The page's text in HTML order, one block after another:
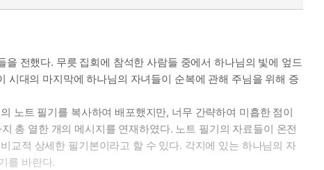
전했다. 무릇 집회에 참석한 사람들 중에서 하나님의 빛에 엎드
시대의 마지막에 하나님의 자녀들이 순복에 관해 주님을 위해 증
노트 필기를 복사하여 배포했지만, 너무 간략하여 미흡한 점이
총 열한 개의 메시지를 연재하였다. 노트 필기의 자료들이 온전
교적 상세한 필기본이라고 할 수 있다. 각지에 있는 하나님의 자
를 바란다.